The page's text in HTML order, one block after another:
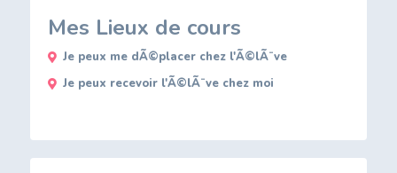
Mes Lieux de cours
Je peux me dÃ©placer chez l'Ã©lÃ¨ve
Je peux recevoir l'Ã©lÃ¨ve chez moi